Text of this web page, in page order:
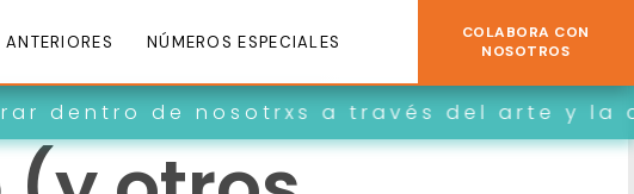
NÚMEROS ESPECIALES
COLABORA CON
NOSOTROS
nosotrxs a través del arte y la creatividad.